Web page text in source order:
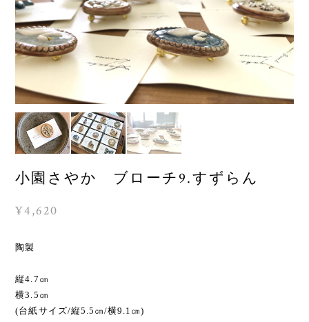
小園さやか ブローチ9.すずらん
¥4,620
陶製
縦4.7㎝
横3.5㎝
(台紙サイズ/縦5.5㎝/横9.1㎝)